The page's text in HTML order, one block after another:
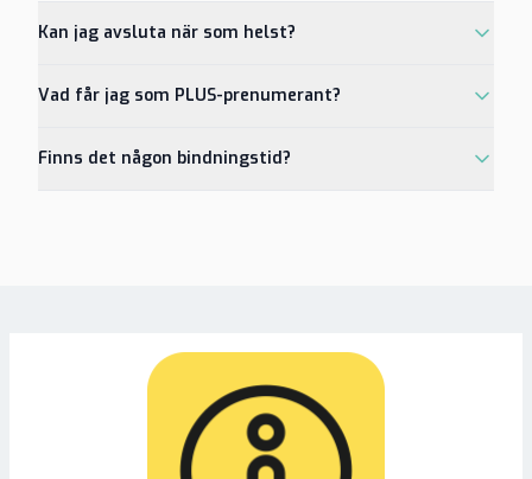
Kan jag avsluta när som helst?
Vad får jag som PLUS-prenumerant?
Finns det någon bindningstid?